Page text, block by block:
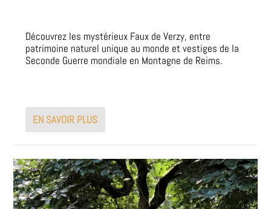
Découvrez les mystérieux Faux de Verzy, entre
patrimoine naturel unique au monde et vestiges de la
Seconde Guerre mondiale en Montagne de Reims.
EN SAVOIR PLUS